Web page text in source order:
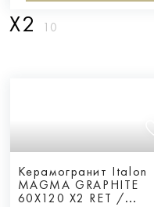
X2 10
Керамогранит Italon
MAGMA GRAPHITE
60X120 X2 RET /